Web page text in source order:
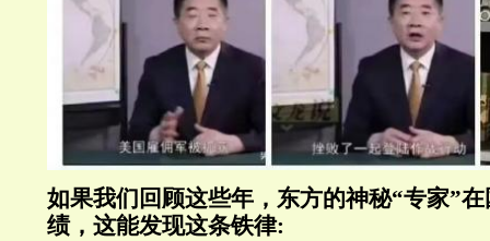
如果我们回顾这些年，东方的神秘“专家”在
绩，这能发现这条铁律: